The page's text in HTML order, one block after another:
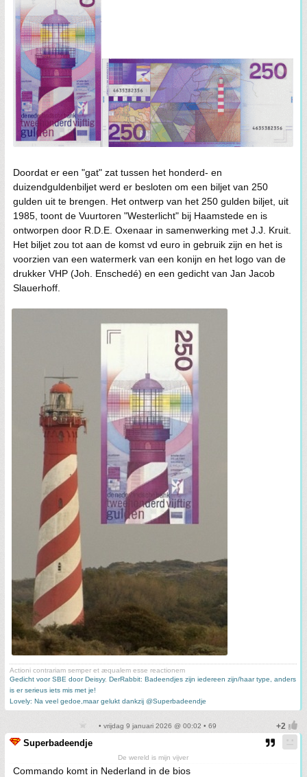
Doordat er een "gat" zat tussen het honderd- en
duizendguldenbiljet werd er besloten om een biljet van 250
gulden uit te brengen. Het ontwerp van het 250 gulden biljet, uit
1985, toont de Vuurtoren "Westerlicht" bij Haamstede en is
ontworpen door R.D.E. Oxenaar in samenwerking met J.J. Kruit.
Het biljet zou tot aan de komst vd euro in gebruik zijn en het is
voorzien van een watermerk van een konijn en het logo van de
drukker VHP (Joh. Enschedé) en een gedicht van Jan Jacob
Slauerhoff.
Actioni contrariam semper et æqualem esse reactionem
Gedicht voor SBE door Deisyy, DerRabbit: Badeendjes zijn iedereen zijn/haar type, anders
is er serieus iets mis met je!
Lovely: Na veel gedoe,maar gelukt dankzij @Superbadeendje
• vrijdag 9 januari 2026 @ 00:02 • 69
Superbadeendje
De wereld is mijn vijver
Commando komt in Nederland in de bios